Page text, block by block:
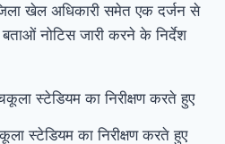
खेल अधिकारी समेत एक दर्जन से
नोटिस जारी करने के निर्देश
स्टेडियम का निरीक्षण करते हुए